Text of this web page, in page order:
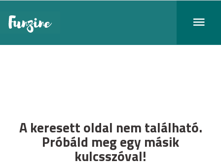
A keresett oldal nem található.
Próbáld meg egy másik
kulcsszóval!